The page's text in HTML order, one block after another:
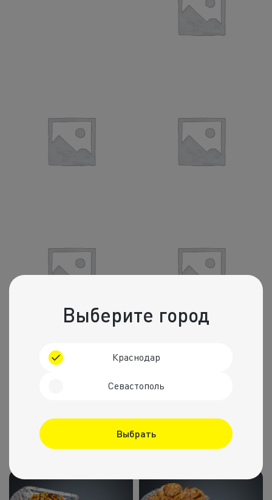
Услуги
Четверг Мясо на мангале
Выберите город
Краснодар
Севастополь
Выбрать